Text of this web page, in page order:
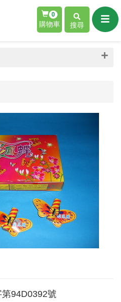
0
購物車 搜尋
94D0392號